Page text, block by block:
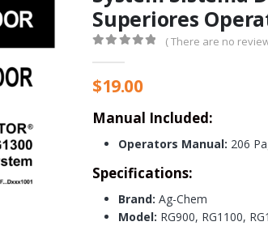
Superiores
( There are no
$19.00
Manual Included:
Operators Manual: 206
Specifications:
Brand: Ag-Chem
Model: RG900, RG1100,